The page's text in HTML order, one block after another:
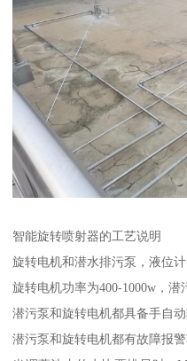
智能旋转喷射器的工艺说明
旋转电机和潜水排污泵，液位计
旋转电机功率为400-1000w，潜
潜污泵和旋转电机都具备手自动
潜污泵和旋转电机都有故障报警